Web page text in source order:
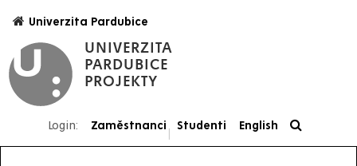
hlavnímu
obsahu
UNIVERZITA
PARDUBICE
PROJEKTY
Univerzita Pardubice
Login: Zaměstnanci
|
Studenti English